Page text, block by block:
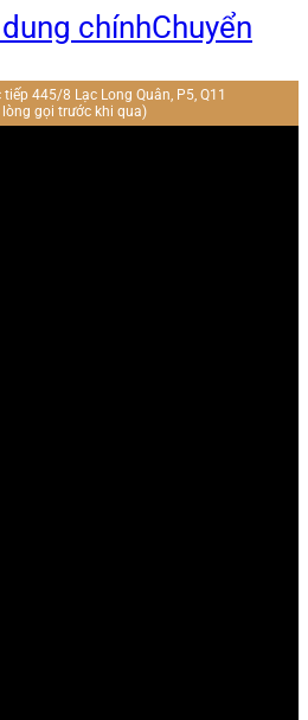
chínhChuyển
445/8 Lạc Long Quân, P5, Q11
gọi trước khi qua)